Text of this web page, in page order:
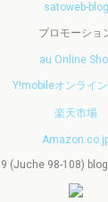
satoweb-blog
プロモーショ
au Online
Y!mobileオンライ
楽天市場
(Juche 98-108)